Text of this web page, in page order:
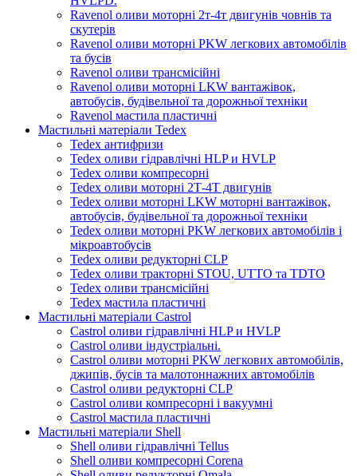
Ravenol оливи моторні 2т-4т двигунів човнів та
скутерів
Ravenol оливи моторні PKW легкових автомобілів
та бусів
Ravenol оливи трансмісійні
Ravenol оливи моторні LKW вантажівок,
автобусів, будівельної та дорожньої техніки
Ravenol мастила пластичні
Мастильні матеріали Tedex
Tedex антифризи
Tedex оливи гідравлічні HLP и HVLP
Tedex оливи компресорні
Tedex оливи моторні 2Т-4Т двигунів
Tedex оливи моторні LKW моторні вантажівок,
автобусів, будівельної та дорожньої техніки
Tedex оливи моторні PKW легкових автомобілів і
мікроавтобусів
Tedex оливи редукторні CLP
Tedex оливи тракторні STOU, UTTO та TDTO
Tedex оливи трансмісійні
Tedex мастила пластичні
Мастильні матеріали Castrol
Castrol оливи гідравлічні HLP и HVLP
Castrol оливи індустріальні.
Castrol оливи моторні PKW легкових автомобілів,
джипів, бусів та малотоннажних автомобілів
Castrol оливи редукторні CLP
Castrol оливи компресорні і вакуумні
Castrol мастила пластичні
Мастильні матеріали Shell
Shell оливи гідравлічні Tellus
Shell оливи компресорні Corena